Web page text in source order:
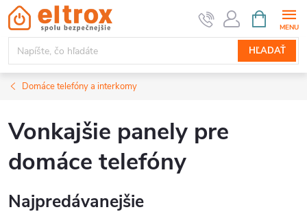
Prejsť
na
obsah
HĽADAŤ
KOŠÍK
Domáce telefóny a interkomy
Vonkajšie panely pre
domáce telefóny
Najpredávanejšie